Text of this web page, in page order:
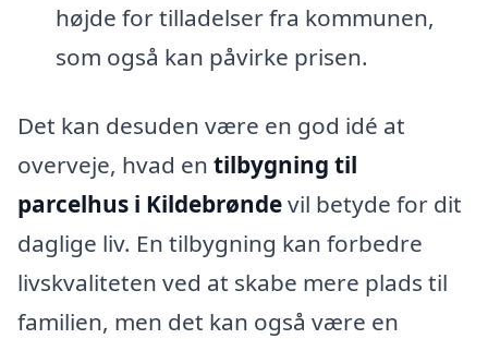
højde for tilladelser fra kommunen,
som også kan påvirke prisen.
Det kan desuden være en god idé at
overveje, hvad en tilbygning til
parcelhus i Kildebrøndevil betyde for dit
daglige liv. En tilbygning kan forbedre
livskvaliteten ved at skabe mere plads til
familien, men det kan også være en